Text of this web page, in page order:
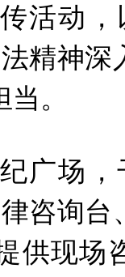
十三届常委会第
汛救灾工作作出
南、青岛三城联合
明实践进基层”
届常委会第二十
”获得者丨“炼油
重新“耕种”中原
汛期防汛抗旱工
活动
精神深
。
场，
咨询
供现场